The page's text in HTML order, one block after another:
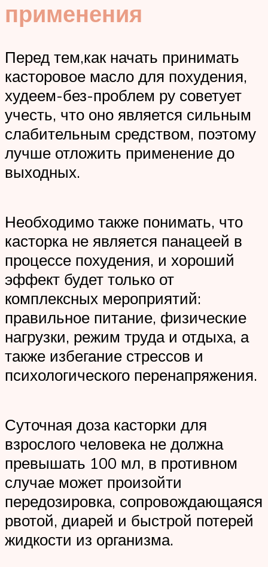
применения
Перед тем,как начать принимать
касторовое масло для похудения,
худеем-без-проблем ру советует
учесть, что оно является сильным
слабительным средством, поэтому
лучше отложить применение до
выходных.
Необходимо также понимать, что
касторка не является панацеей в
процессе похудения, и хороший
эффект будет только от
комплексных мероприятий:
правильное питание, физические
нагрузки, режим труда и отдыха, а
также избегание стрессов и
психологического перенапряжения.
Суточная доза касторки для
взрослого человека не должна
превышать 100 мл, в противном
случае может произойти
передозировка, сопровождающаяся
рвотой, диарей и быстрой потерей
жидкости из организма.